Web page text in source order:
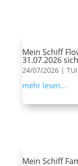
Mein Schiff
31.07.2026
24/07/2026|
mehr lesen...
Mein Schiff